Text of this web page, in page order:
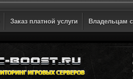
Заказ платной услуги Владельцам